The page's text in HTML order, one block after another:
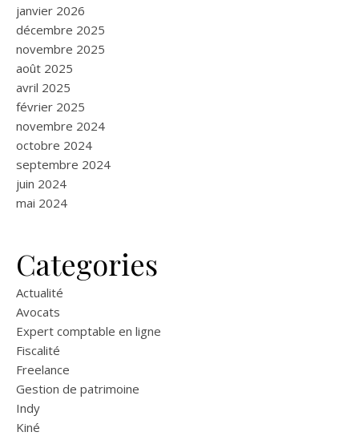
janvier 2026
décembre 2025
novembre 2025
août 2025
avril 2025
février 2025
novembre 2024
octobre 2024
septembre 2024
juin 2024
mai 2024
Categories
Actualité
Avocats
Expert comptable en ligne
Fiscalité
Freelance
Gestion de patrimoine
Indy
Kiné